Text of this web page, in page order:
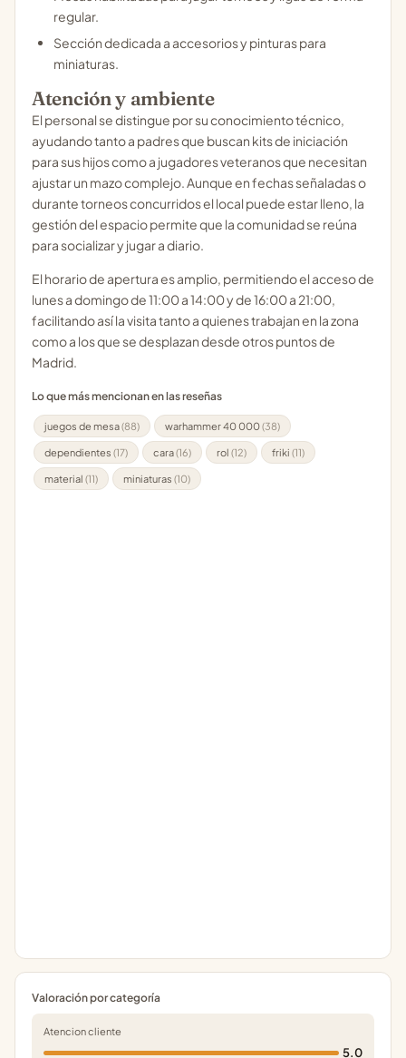
regular.
Sección dedicada a accesorios y pinturas para
miniaturas.
Atención y ambiente
El personal se distingue por su conocimiento técnico,
ayudando tanto a padres que buscan kits de iniciación
para sus hijos como a jugadores veteranos que necesitan
ajustar un mazo complejo. Aunque en fechas señaladas o
durante torneos concurridos el local puede estar lleno, la
gestión del espacio permite que la comunidad se reúna
para socializar y jugar a diario.
El horario de apertura es amplio, permitiendo el acceso de
lunes a domingo de 11:00 a 14:00 y de 16:00 a 21:00,
facilitando así la visita tanto a quienes trabajan en la zona
como a los que se desplazan desde otros puntos de
Madrid.
Lo que más mencionan en las reseñas
juegos de mesa(88) warhammer 40 000(38)
dependientes (17) cara(16) rol (12) friki (11)
material (11) miniaturas (10)
Valoración por categoría
Atencion cliente
5.0